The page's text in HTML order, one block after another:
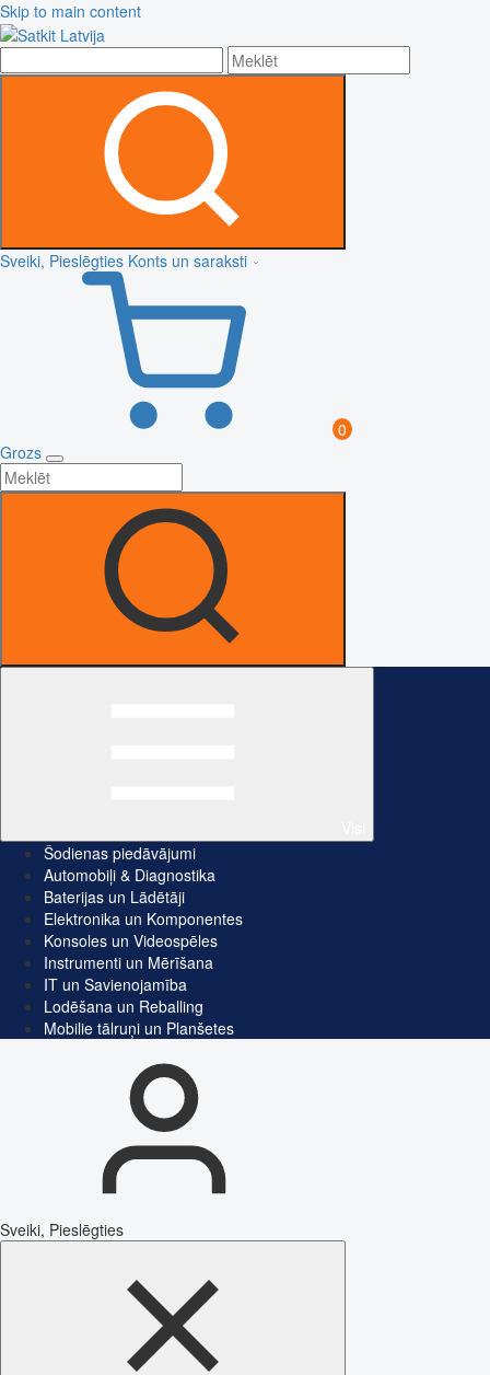
Skip to main content
Sveiki, Pieslēgties Konts un saraksti
0
Grozs
Šodienas piedāvājumi
Automobiļi & Diagnostika
Baterijas un Lādētāji
Elektronika un Komponentes
Konsoles un Videospēles
Instrumenti un Mērīšana
IT un Savienojamība
Lodēšana un Reballing
Mobilie tālruņi un Planšetes
Sveiki, Pieslēgties